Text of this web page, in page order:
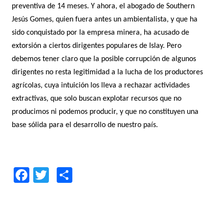
preventiva de 14 meses. Y ahora, el abogado de Southern
Jesús Gomes, quien fuera antes un ambientalista, y que ha
sido conquistado por la empresa minera, ha acusado de
extorsión a ciertos dirigentes populares de Islay. Pero
debemos tener claro que la posible corrupción de algunos
dirigentes no resta legitimidad a la lucha de los productores
agrícolas, cuya intuición los lleva a rechazar actividades
extractivas, que solo buscan explotar recursos que no
producimos ni podemos producir, y que no constituyen una
base sólida para el desarrollo de nuestro país.
F T